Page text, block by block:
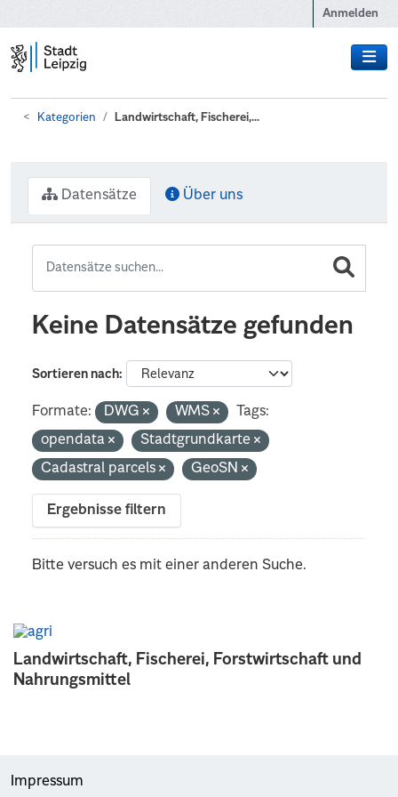
Anmelden
Kategorien Landwirtschaft, Fischerei,...
Landwirtschaft, Fischerei, Forstwirtschaft und
Nahrungsmittel
Datensätze Über uns
Keine Datensätze gefunden
Sortieren nach
Formate: DWG WMS
Tags:
opendata
Stadtgrundkarte
Cadastral parcels
GeoSN
Ergebnisse filtern
Bitte versuch es mit einer anderen Suche.
Impressum